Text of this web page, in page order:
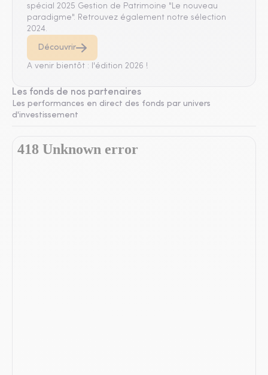
spécial 2025 Gestion de Patrimoine "Le nouveau
paradigme". Retrouvez également notre sélection
2024.
Découvrir
A venir bientôt : l'édition 2026 !
Les fonds de nos partenaires
Les performances en direct des fonds par univers
d'investissement